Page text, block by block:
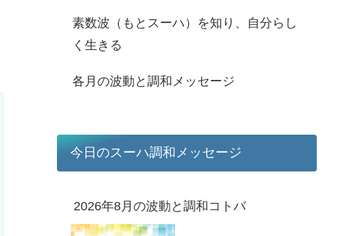
素数波（もとスーハ）を知り、自分らし
く生きる
各月の波動と調和メッセージ
今日のスーハ調和メッセージ
2026年8月の波動と調和コトバ